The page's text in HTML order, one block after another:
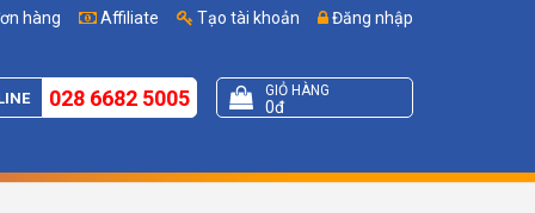
Affiliate Tạo tài khoản Đăng nhập
hàng
028 6682 5005 GIỎ HÀNG
0đ